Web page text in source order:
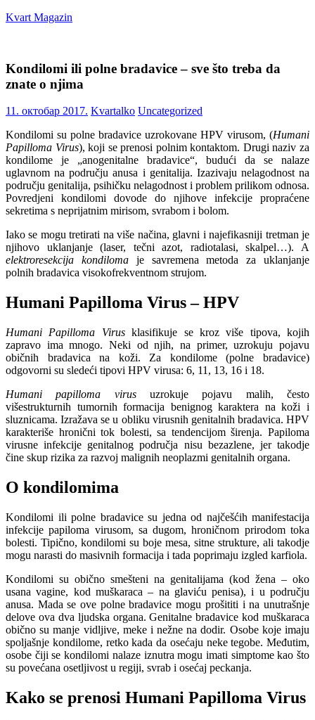
Skip
Kvart Magazin
click
vas!
Kondilomi ili polne bradavice – sve što treba da
znate o njima
11. октобар 2017. Kvartalko Uncategorized
Kondilomi su polne bradavice uzrokovane HPV virusom, (Humani
Papilloma Virus), koji se prenosi polnim kontaktom. Drugi naziv za
kondilome je „anogenitalne bradavice“, budući da se nalaze
uglavnom na području anusa i genitalija. Izazivaju nelagodnost na
području genitalija, psihičku nelagodnost i problem prilikom odnosa.
Povredjeni kondilomi dovode do njihove infekcije propraćene
sekretima s neprijatnim mirisom, svrabom i bolom.
Iako se mogu tretirati na više načina, glavni i najefikasniji tretman je
njihovo uklanjanje (laser, tečni azot, radiotalasi, skalpel…). A
elektroresekcija kondilomaje savremena metoda za uklanjanje
polnih bradavica visokofrekventnom strujom.
Humani Papilloma Virus – HPV
Humani Papilloma Virusklasifikuje se kroz više tipova, kojih
zapravo ima mnogo. Neki od njih, na primer, uzrokuju pojavu
običnih bradavica na koži. Za kondilome (polne bradavice)
odgovorni su sledeći tipovi HPV virusa: 6, 11, 13, 16 i 18.
Humani papilloma virusuzrokuje pojavu malih, često
višestrukturnih tumornih formacija benignog karaktera na koži i
sluznicama. Izražava se u obliku virusnih genitalnih bradavica. HPV
karakteriše hronični tok bolesti, sa tendencijom širenja. Papiloma
virusne infekcije genitalnog područja nisu bezazlene, jer takodje
čine skup rizika za razvoj malignih neoplazmi genitalnih organa.
O kondilomima
Kondilomi ili polne bradavice su jedna od najčešćih manifestacija
infekcije papiloma virusom, sa dugom, hroničnom prirodom toka
bolesti. Tipično, kondilomi su boje mesa, sitne strukture, ali takodje
mogu narasti do masivnih formacija i tada poprimaju izgled karfiola.
Kondilomi su obično smešteni na genitalijama (kod žena – oko
usana vagine, kod muškaraca – na glaviću penisa), i u području
anusa. Mada se ove polne bradavice mogu prošititi i na unutrašnje
delove ova dva ljudska organa. Genitalne bradavice kod muškaraca
obično su manje vidljive, meke i nežne na dodir. Osobe koje imaju
spoljašnje kondilome, retko kada da osećaju neke tegobe. Međutim,
osobe čiji se kondilomi nalaze iznutra mogu imati simptome kao što
su povećana osetljivost u regiji, svrab i osećaj peckanja.
Kako se prenosi Humani Papilloma Virus